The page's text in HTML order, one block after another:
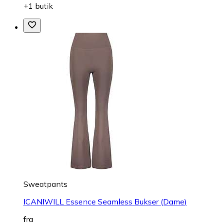
+1 butik
Sweatpants
ICANIWILL Essence Seamless Bukser (Dame)
fra